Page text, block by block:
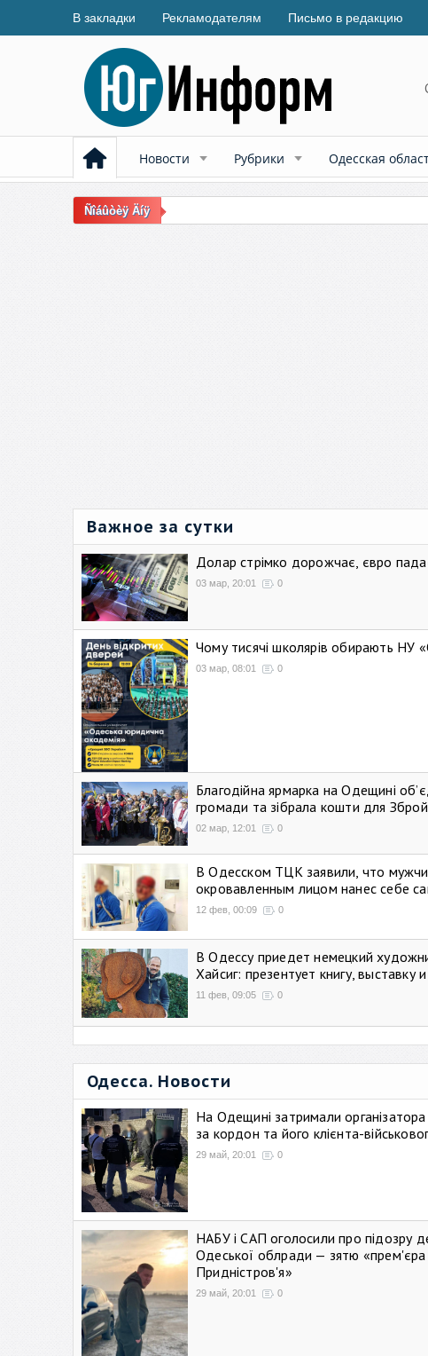
В закладки Рекламодателям Письмо в редакцию
Новости Рубрики Одесская
Ñîáûòèÿ Äíÿ
Важное за сутки
Долар стрімко дорожчає, євро
03 мар, 20:01 0
Чому тисячі школярів обирають НУ
03 мар, 08:01 0
Благодійна ярмарка на Одещині
громади та зібрала кошти для
02 мар, 12:01 0
В Одесском ТЦК заявили, что
окровавленным лицом нанес себе
12 фев, 00:09 0
В Одессу приедет немецкий
Хайсиг: презентует книгу, выставку
11 фев, 09:05 0
Одесса. Новости
На Одещині затримали організатора
за кордон та його клієнта-
29 май, 20:01 0
НАБУ і САП оголосили про підозру
Одеської облради — зятю «прем'єра
Придністров'я»
29 май, 20:01 0